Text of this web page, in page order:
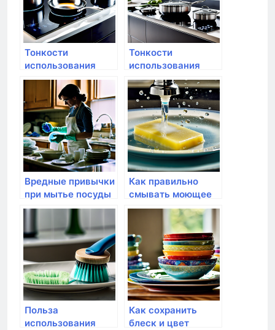
Тонкости
использования
индукционных
моек посуды
Тонкости
использования
индукционных
моек посуды
Вредные привычки
при мытье посуды
и как от них
избавиться
Как правильно
смывать моющее
средство с посуды
Польза
использования
Как сохранить
блеск и цвет